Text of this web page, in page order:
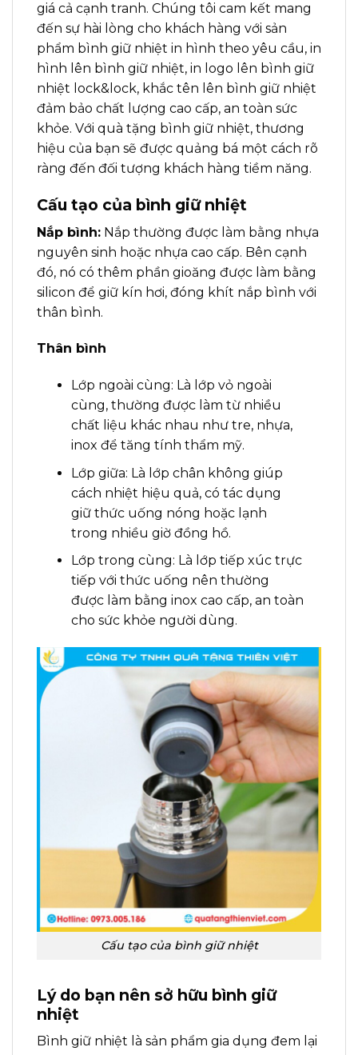
giá cả cạnh tranh. Chúng tôi cam kết mang
đến sự hài lòng cho khách hàng với sản
phẩm bình giữ nhiệt in hình theo yêu cầu, in
hình lên bình giữ nhiệt, in logo lên bình giữ
nhiệt lock&lock, khắc tên lên bình giữ nhiệt
đảm bảo chất lượng cao cấp, an toàn sức
khỏe. Với quà tặng bình giữ nhiệt, thương
hiệu của bạn sẽ được quảng bá một cách rõ
ràng đến đối tượng khách hàng tiềm năng.
Cấu tạo của bình giữ nhiệt
Nắp bình: Nắp thường được làm bằng nhựa
nguyên sinh hoặc nhựa cao cấp. Bên cạnh
đó, nó có thêm phần gioăng được làm bằng
silicon để giữ kín hơi, đóng khít nắp bình với
thân bình.
Thân bình
Lớp ngoài cùng: Là lớp vỏ ngoài
cùng, thường được làm từ nhiều
chất liệu khác nhau như tre, nhựa,
inox để tăng tính thẩm mỹ.
Lớp giữa: Là lớp chân không giúp
cách nhiệt hiệu quả, có tác dụng
giữ thức uống nóng hoặc lạnh
trong nhiều giờ đồng hồ.
Lớp trong cùng: Là lớp tiếp xúc trực
tiếp với thức uống nên thường
được làm bằng inox cao cấp, an toàn
cho sức khỏe người dùng.
Cấu tạo của bình giữ nhiệt
Lý do bạn nên sở hữu bình giữ
nhiệt
Bình giữ nhiệt là sản phẩm gia dụng đem lại